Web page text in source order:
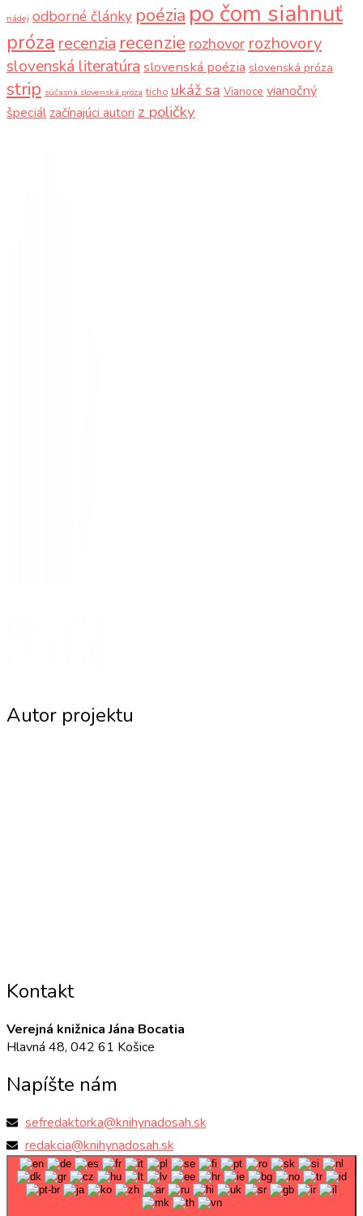
nádej odborné články poézia po čom siahnuť
próza recenzia recenzie rozhovor rozhovory
slovenská literatúra slovenská poézia slovenská próza
strip súčasná slovenská próza ticho ukáž sa Vianoce vianočný
špeciál začínajúci autori z poličky
Autor projektu
Kontakt
Verejná knižnica Jána Bocatia
Hlavná 48, 042 61 Košice
Napíšte nám
sefredaktorka@knihynadosah.sk
redakcia@knihynadosah.sk